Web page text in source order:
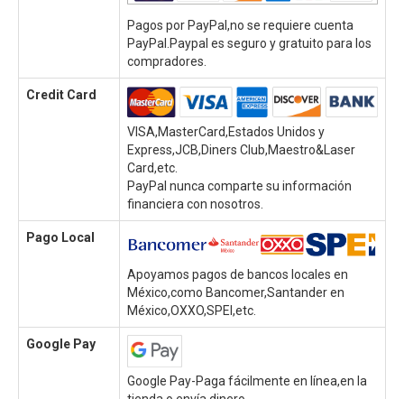
Pagos por PayPal,no se requiere cuenta
PayPal.Paypal es seguro y gratuito para los
compradores.
Credit Card
VISA,MasterCard,Estados Unidos y
Express,JCB,Diners Club,Maestro&Laser
Card,etc.
PayPal nunca comparte su información
financiera con nosotros.
Pago Local
Apoyamos pagos de bancos locales en
México,como Bancomer,Santander en
México,OXXO,SPEI,etc.
Google Pay
Google Pay-Paga fácilmente en línea,en la